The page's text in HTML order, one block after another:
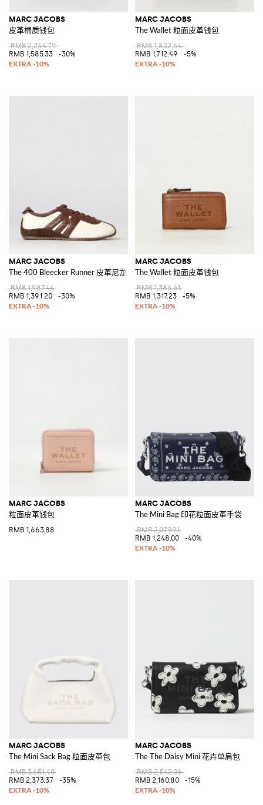
MARC JACOBS
皮革棉质钱包
RMB 2,264.79
RMB 1,585.33
-30%
MARC JACOBS
The Wallet 粒面皮革钱包
RMB 1,802.64
RMB 1,712.49
-5%
MARC JACOBS
The 400 Bleecker Runner 皮革尼龙运动鞋
RMB 1,987.44
RMB 1,391.20
-30%
MARC JACOBS
The Wallet 粒面皮革钱包
RMB 1,386.61
RMB 1,317.23
-5%
MARC JACOBS
粒面皮革钱包
RMB 1,663.88
MARC JACOBS
The Mini Bag 印花粒面皮革手袋
RMB 2,079.91
RMB 1,248.00
-40%
MARC JACOBS
The Mini Sack Bag 粒面皮革包
RMB 3,651.40
RMB 2,373.37
-35%
MARC JACOBS
The The Daisy Mini 花卉单肩包
RMB 2,542.06
RMB 2,160.80
-15%